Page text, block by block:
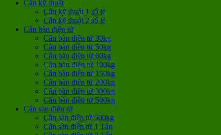
Cân kỹ thuật
Cân kỹ thuật 1 số lẻ
Cân kỹ thuật 2 số lẻ
Cân bàn điện tử
Cân bàn điện tử 30kg
Cân bàn điện tử 50kg
Cân bàn điện tử 60kg
Cân bàn điện tử 100kg
Cân bàn điện tử 150kg
Cân bàn điện tử 200kg
Cân bàn điện tử 300kg
Cân bàn điện tử 500kg
Cân sàn điện tử
Cân sàn điện tử 500kg
Cân sàn điện tử 1 Tấn